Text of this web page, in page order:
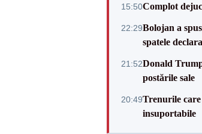
15:50Complot
22:29Bolojan a
spatele
21:52Donald
postările sale
20:49Trenurile
insuportabile